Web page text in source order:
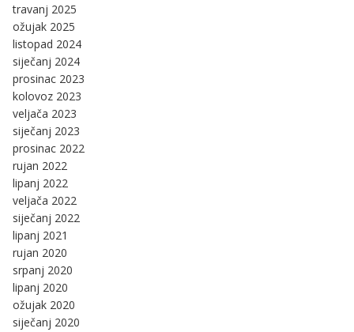
travanj 2025
ožujak 2025
listopad 2024
siječanj 2024
prosinac 2023
kolovoz 2023
veljača 2023
siječanj 2023
prosinac 2022
rujan 2022
lipanj 2022
veljača 2022
siječanj 2022
lipanj 2021
rujan 2020
srpanj 2020
lipanj 2020
ožujak 2020
siječanj 2020